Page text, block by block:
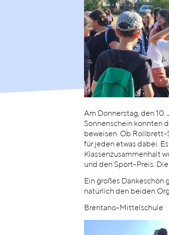
Am Donnerstag, den 10.
Sonnenschein konnten
beweisen. Ob Rollbrett-
für jeden etwas dabei.
Klassenzusammenhalt
und den Sport-Preis.
Ein großes
natürlich den beiden
Brentano-Mittelschule